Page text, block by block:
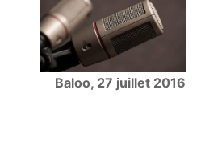
Baloo, 27 juillet 2016